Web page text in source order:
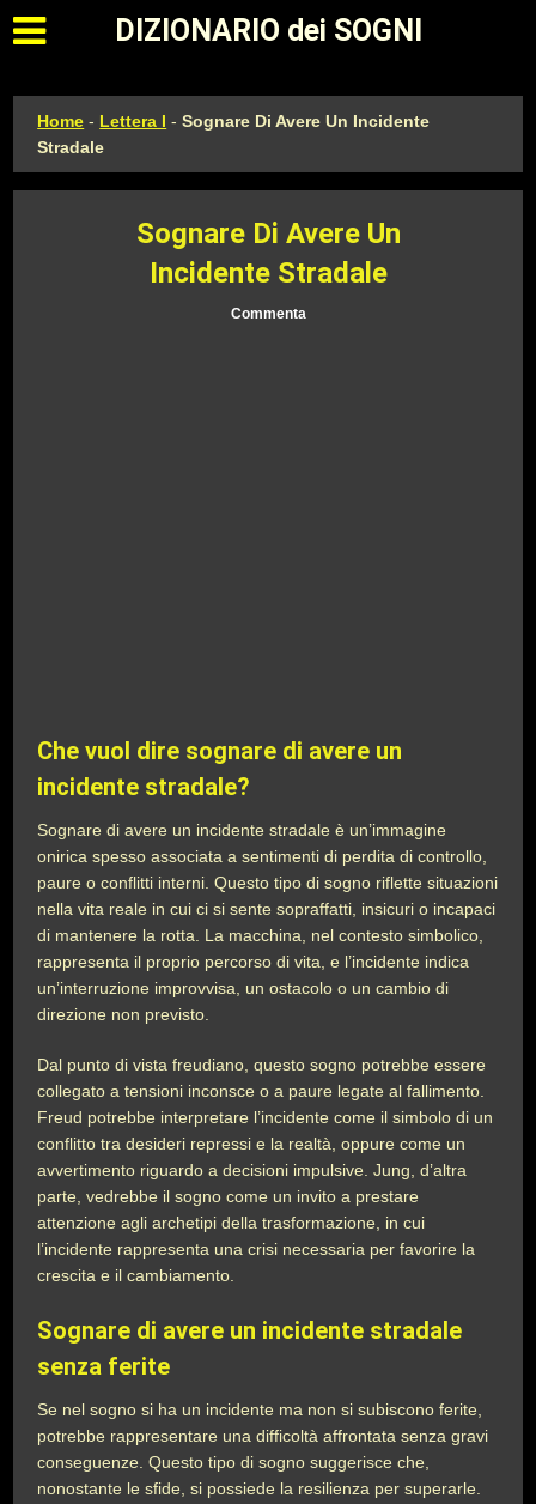
Apri il menu principale
DIZIONARIO dei SOGNI
Home - Lettera I -Sognare Di Avere Un Incidente
Stradale
Sognare Di Avere Un
Incidente Stradale
Commenta
Che vuol dire sognare di avere un
incidente stradale?
Sognare di avere un incidente stradale è un’immagine
onirica spesso associata a sentimenti di perdita di controllo,
paure o conflitti interni. Questo tipo di sogno riflette situazioni
nella vita reale in cui ci si sente sopraffatti, insicuri o incapaci
di mantenere la rotta. La macchina, nel contesto simbolico,
rappresenta il proprio percorso di vita, e l’incidente indica
un’interruzione improvvisa, un ostacolo o un cambio di
direzione non previsto.
Dal punto di vista freudiano, questo sogno potrebbe essere
collegato a tensioni inconsce o a paure legate al fallimento.
Freud potrebbe interpretare l’incidente come il simbolo di un
conflitto tra desideri repressi e la realtà, oppure come un
avvertimento riguardo a decisioni impulsive. Jung, d’altra
parte, vedrebbe il sogno come un invito a prestare
attenzione agli archetipi della trasformazione, in cui
l’incidente rappresenta una crisi necessaria per favorire la
crescita e il cambiamento.
Sognare di avere un incidente stradale
senza ferite
Se nel sogno si ha un incidente ma non si subiscono ferite,
potrebbe rappresentare una difficoltà affrontata senza gravi
conseguenze. Questo tipo di sogno suggerisce che,
nonostante le sfide, si possiede la resilienza per superarle.